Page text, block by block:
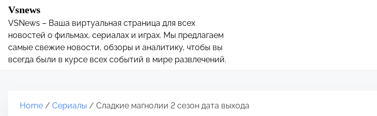
Vsnews
VSNews – Ваша виртуальная страница для всех
новостей о фильмах, сериалах и играх. Мы предлагаем
самые свежие новости, обзоры и аналитику, чтобы вы
всегда были в курсе всех событий в мире развлечений.
Home/ Сериалы / Сладкие магнолии 2 сезон дата выхода